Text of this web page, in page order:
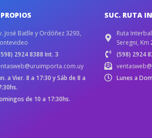
José Batlle y Ordóñez 3293,
2924 8388 Int. 3
a Vier. 8 a 17:30 y Sáb de 8 a
de 10 a 17:30hs.
SUC. RUTA
Ruta
Seregni, Km
(598) 2924
Lunes a